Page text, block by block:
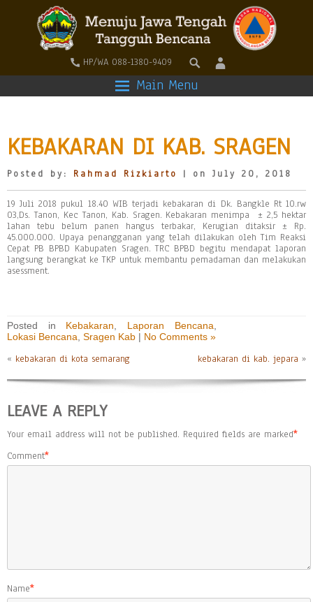
HP/WA 088-1380-9409
Main Menu
KEBAKARAN DI KAB. SRAGEN
Posted by: Rahmad Rizkiarto | on July 20, 2018
19 Juli 2018 pukul 18.40 WIB terjadi kebakaran di Dk. Bangkle Rt 10.rw
03,Ds. Tanon, Kec Tanon, Kab. Sragen. Kebakaran menimpa ± 2,5 hektar
lahan tebu belum panen hangus terbakar, Kerugian ditaksir ± Rp.
45.000.000. Upaya penangganan yang telah dilakukan oleh Tim Reaksi
Cepat PB BPBD Kabupaten Sragen. TRC BPBD begitu mendapat laporan
langsung berangkat ke TKP untuk membantu pemadaman dan melakukan
asessment.
Posted in Kebakaran Laporan Bencana
Lokasi Bencana Sragen Kab | No Comments »
« kebakaran di kota semarang kebakaran di kab. jepara »
LEAVE A REPLY
Your email address will not be published. Required fields are marked*
Comment*
Name*